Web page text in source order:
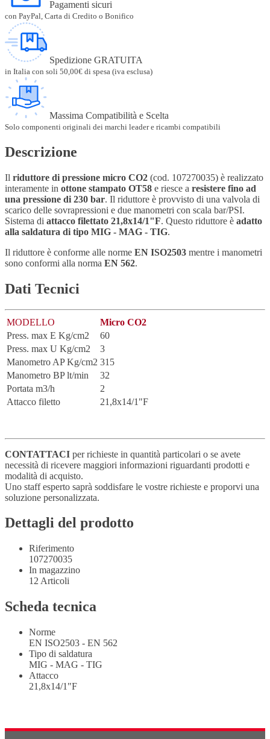
Pagamenti sicuri
con PayPal, Carta di Credito o Bonifico
Spedizione GRATUITA
in Italia con soli 50,00€ di spesa (iva esclusa)
Massima Compatibilità e Scelta
Solo componenti originali dei marchi leader e ricambi compatibili
Descrizione
Il riduttore di pressione micro CO2 (cod. 107270035) è realizzato
interamente in ottone stampato OT58 e riesce a resistere fino ad
una pressione di 230 bar. Il riduttore è provvisto di una valvola di
scarico delle sovrapressioni e due manometri con scala bar/PSI.
Sistema di attacco filettato 21,8x14/1"F. Questo riduttore è adatto
alla saldatura di tipo MIG - MAG - TIG.
Il riduttore è conforme alle norme EN ISO2503 mentre i manometri
sono conformi alla norma EN 562.
Dati Tecnici
MODELLO
Micro CO2
Press. max E Kg/cm2
60
Press. max U Kg/cm2
3
Manometro AP Kg/cm2 315
Manometro BP lt/min
32
Portata m3/h
2
Attacco filetto
21,8x14/1"F
CONTATTACI per richieste in quantità particolari o se avete
necessità di ricevere maggiori informazioni riguardanti prodotti e
modalità di acquisto.
Uno staff esperto saprà soddisfare le vostre richieste e proporvi una
soluzione personalizzata.
Dettagli del prodotto
Riferimento
107270035
In magazzino
12 Articoli
Scheda tecnica
Norme
EN ISO2503 - EN 562
Tipo di saldatura
MIG - MAG - TIG
Attacco
21,8x14/1"F